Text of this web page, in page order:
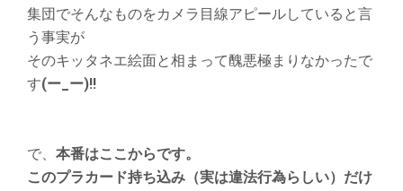
集団でそんなものをカメラ目線アピールしていると言
う事実が
そのキッタネエ絵面と相まって醜悪極まりなかったで
す(ー_ー)!!
で、 本番はここからです。
このプラカード持ち込み（実は違法行為らしい）だけ